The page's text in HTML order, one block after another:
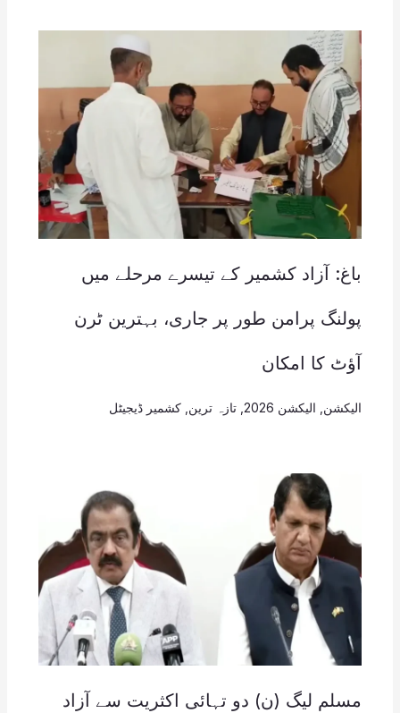
باغ: آزاد کشمیر کے تیسرے مرحلے میں
پولنگ پرامن طور پر جاری، بہترین ٹرن
آؤٹ کا امکان
الیکشن الیکشن 2026 , تازہ ترین کشمیر ڈیجیٹل
مسلم لیگ (ن) دو تہائی اکثریت سے آزاد